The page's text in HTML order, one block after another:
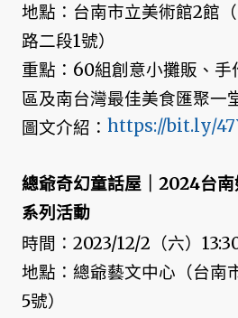
地點：台南市立美術館2館
路二段1號）
重點：60組創意小攤販、手
區及南台灣最佳美食匯聚一
圖文介紹： https://bit.ly/
總爺奇幻童話屋｜2024台
系列活動
時間：2023/12/2（六）
地點：總爺藝文中心（台南
5號）